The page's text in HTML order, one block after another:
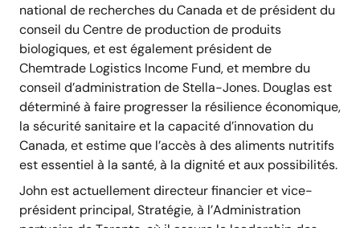
national de recherches du Canada et de président du
conseil du Centre de production de produits
biologiques, et est également président de
Chemtrade Logistics Income Fund, et membre du
conseil d’administration de Stella-Jones. Douglas est
déterminé à faire progresser la résilience économique,
la sécurité sanitaire et la capacité d’innovation du
Canada, et estime que l’accès à des aliments nutritifs
est essentiel à la santé, à la dignité et aux possibilités.
John est actuellement directeur financier et vice-
président principal, Stratégie, à l’Administration